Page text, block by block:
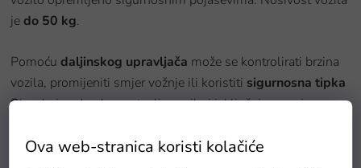
Ova web-stranica koristi kolačiće
jedo 50 kg.
Pomoću daljinskog upravljača može se kontrolirati brzina
vozila, promijeniti smjer vožnje ili koristiti sigurnosna tipka
Stopkoja odmah zaustavlja vozilo i isključuje sve njegove
papučice za gas. Vozilo je opremljeno funkcijom automatske